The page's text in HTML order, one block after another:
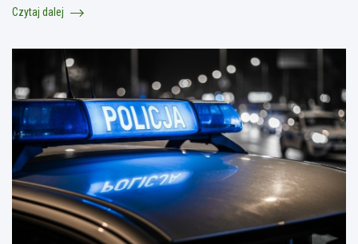
Czytaj dalej